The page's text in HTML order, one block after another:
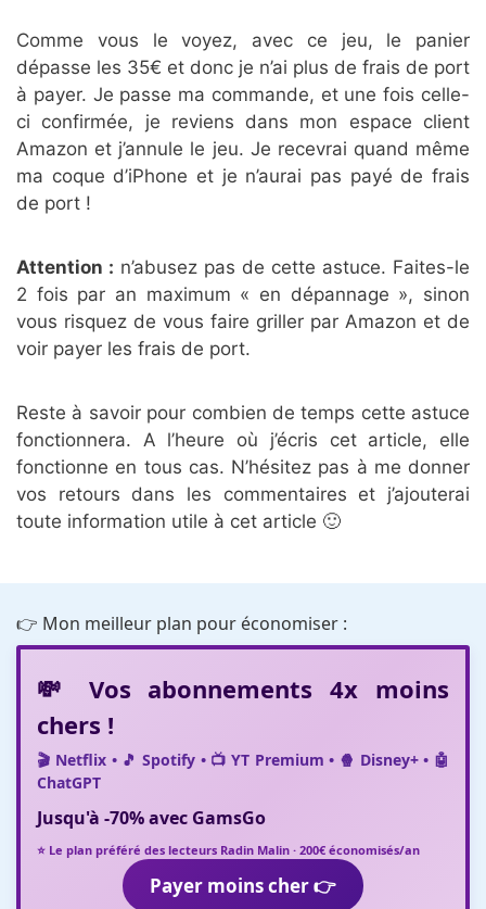
Comme vous le voyez, avec ce jeu, le panier
dépasse les 35€ et donc je n’ai plus de frais de port
à payer. Je passe ma commande, et une fois celle-
ci confirmée, je reviens dans mon espace client
Amazon et j’annule le jeu. Je recevrai quand même
ma coque d’iPhone et je n’aurai pas payé de frais
de port !
Attention : n’abusez pas de cette astuce. Faites-le
2 fois par an maximum « en dépannage », sinon
vous risquez de vous faire griller par Amazon et de
voir payer les frais de port.
Reste à savoir pour combien de temps cette astuce
fonctionnera. A l’heure où j’écris cet article, elle
fonctionne en tous cas. N’hésitez pas à me donner
vos retours dans les commentaires et j’ajouterai
toute information utile à cet article 🙂
👉 Mon meilleur plan pour économiser :
💸 Vos abonnements 4x moins
chers !
🎬 Netflix • 🎵 Spotify • 📺 YT Premium • 🍿 Disney+ • 🤖
ChatGPT
Jusqu'à -70%avec GamsGo
⭐ Le plan préféré des lecteurs Radin Malin · 200€ économisés/an
Payer moins cher 👉